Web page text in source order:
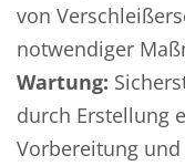
von
notwendiger
Wartung:
durch Erstellung
Vorbereitung